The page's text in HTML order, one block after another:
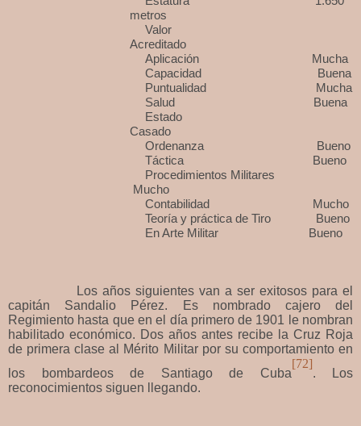
metros
Valor
Acreditado
Aplicación Mucha
Capacidad Buena
Puntualidad Mucha
Salud Buena
Estado
Casado
Ordenanza Bueno
Táctica Bueno
Procedimientos Militares
Mucho
Contabilidad Mucho
Teoría y práctica de Tiro Bueno
En Arte Militar Bueno
Los años siguientes van a ser exitosos para el
capitán Sandalio Pérez. Es nombrado cajero del
Regimiento hasta que en el día primero de 1901 le nombran
habilitado económico. Dos años antes recibe la Cruz Roja
de primera clase al Mérito Militar por su comportamiento en
los bombardeos de Santiago de Cuba
[72]
. Los
reconocimientos siguen llegando.